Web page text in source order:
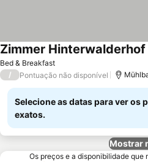
Bed & Breakfast
Zimmer Hinterwalderhof
/ Pontuação não disponível
Selecione as datas para ver os
exatos.
Mostrar
Os preços e a disponibilidade que